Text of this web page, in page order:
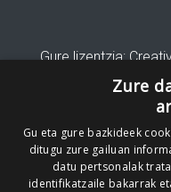
Gure lizentzia:
Zure
Gu eta gure bazkideek
ditugu zure gailuan
datu pertsonalak
identifikatzaile bakarrak